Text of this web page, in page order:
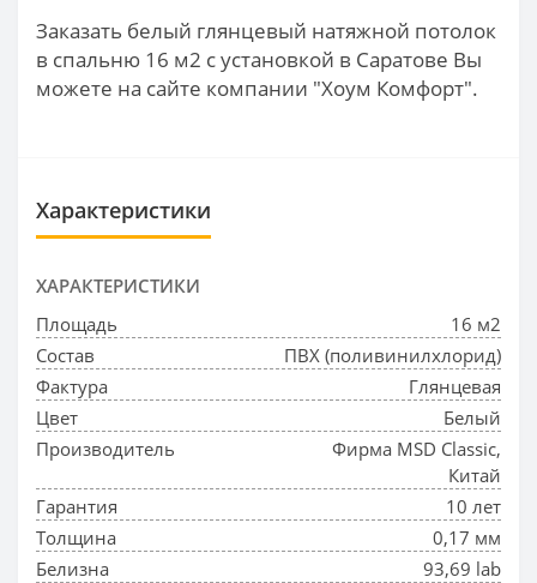
Заказать белый глянцевый натяжной потолок
в спальню 16 м2 с установкой в Саратове Вы
можете на сайте компании "Хоум Комфорт".
Характеристики
ХАРАКТЕРИСТИКИ
Площадь
16 м2
Состав
ПВХ (поливинилхлорид)
Фактура
Глянцевая
Цвет
Белый
Производитель
Фирма MSD Classic,
Китай
Гарантия
10 лет
Толщина
0,17 мм
Белизна
93,69 lab